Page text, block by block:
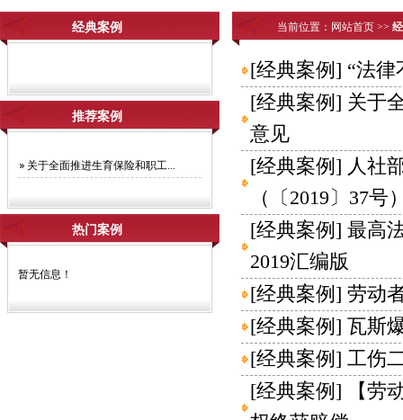
经典案例
推荐案例
关于全面推进生育保险和职工...
热门案例
暂无信息！
当前位置： 网站首页 >>
[经典案例 ] “法律
[经典案例 ] 关于
意见
[经典案例 ] 人社
（〔2019〕37
[经典案例 ] 最高
2019汇编版
[经典案例 ] 劳动
[经典案例 ] 瓦斯
[经典案例 ] 工伤
[经典案例 ]
【劳